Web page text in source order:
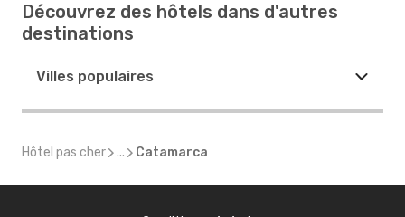
Découvrez des hôtels dans d'autres
destinations
Villes populaires
Hôtel pas cher ... Catamarca